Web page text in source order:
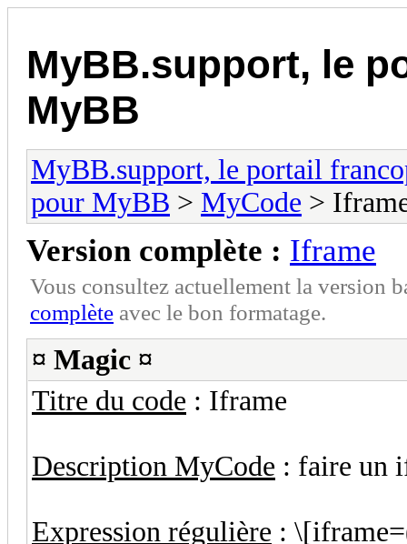
MyBB.support, le
MyBB
MyBB.support, le portail
pour MyBB > MyCode >
Version complète : Iframe
Vous consultez actuellement la version
complète avec le bon formatage.
¤ Magic ¤
Titre du code : Iframe
Description MyCode : faire un
Expression régulière :